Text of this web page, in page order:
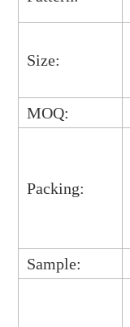
Size:
MOQ:
Packing:
Sample: